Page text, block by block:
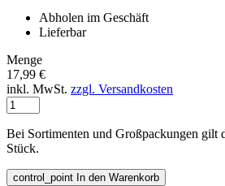
Abholen im Geschäft
Lieferbar
Menge
17,99 €
inkl. MwSt. zzgl. Versandkosten
Bei Sortimenten und Großpackungen gilt
Stück.
control_point In den Warenkorb